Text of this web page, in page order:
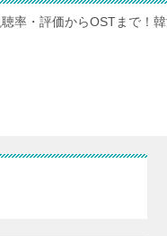
率・評価からOSTまで！